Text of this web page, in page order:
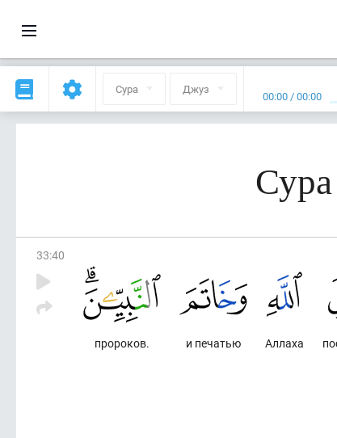
Сура Джуз 00:00 /00:00
33:40
Аллаха
и печатью
пророков.